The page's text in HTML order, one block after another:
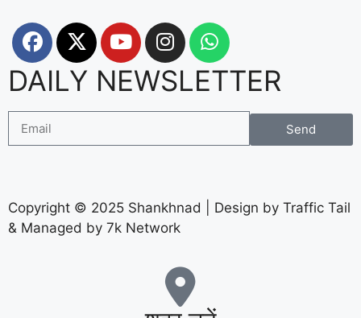
DAILY NEWSLETTER
Send
Copyright © 2025 Shankhnad | Design by Traffic Tail
& Managed by 7k Network